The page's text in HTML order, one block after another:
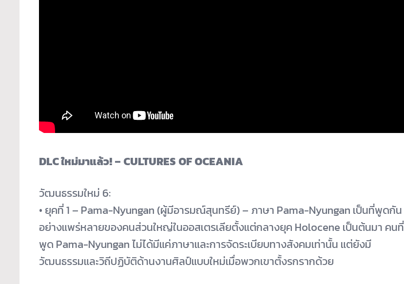
DLC ใหม่มาแล้ว! – CULTURES OF OCEANIA
วัฒนธรรมใหม่ 6:
• ยุคที่ 1 – Pama-Nyungan (ผู้มีอารมณ์สุนทรีย์) – ภาษา Pama-Nyungan เป็นที่พูดกัน
อย่างแพร่หลายของคนส่วนใหญ่ในออสเตรเลียตั้งแต่กลางยุค Holocene เป็นต้นมา คนที่
พูด Pama-Nyungan ไม่ได้มีแค่ภาษาและการจัดระเบียบทางสังคมเท่านั้น แต่ยังมี
วัฒนธรรมและวิถีปฏิบัติด้านงานศิลป์แบบใหม่เมื่อพวกเขาตั้งรกรากด้วย